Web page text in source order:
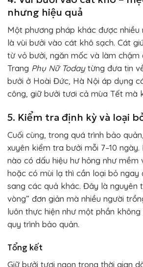
nhưng hiệu quả
Một phương pháp khác được nhiều
là vùi bưởi vào cát khô sạch. Cát
từ vỏ bưởi, ngăn mốc và làm chậm
Trang Phụ Nữ Todaytừng đưa tin
bưởi ở Hoài Đức, Hà Nội áp dụng
công, giữ bưởi tươi cả mùa Tết mà
5. Kiểm tra định kỳ và loại
Cuối cùng, trong quá trình bảo
xuyên kiểm tra bưởi mỗi 7–10
nào có dấu hiệu hư hỏng như mềm
hoặc có mùi lạ thì cần loại bỏ ngay
sang các quả khác. Đây là nguyên
vòng” đơn giản mà nhiều người
luôn thực hiện như một phần
quy trình bảo quản.
Tổng kết
Giữ bưởi tươi ngon trong thời gian